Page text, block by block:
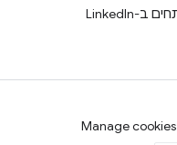
Manage cookies